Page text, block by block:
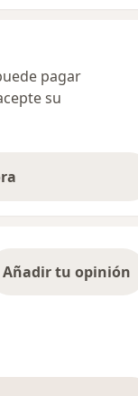
pagar
su
Añadir tu opinión